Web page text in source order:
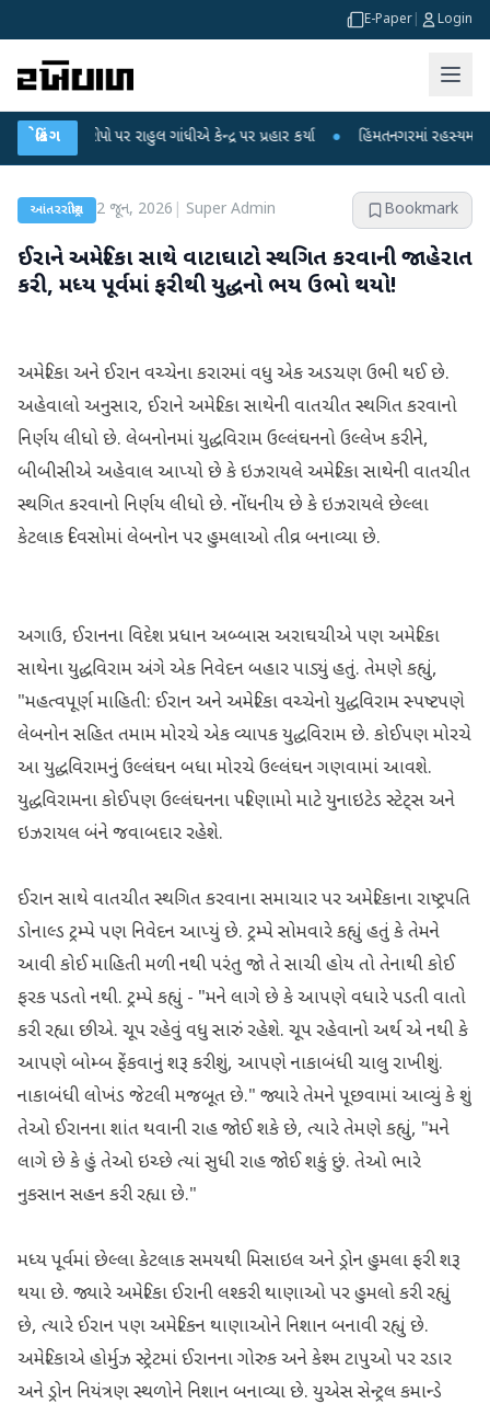
E-Paper Login
બ્રેકિંગ
પર રાહુલ ગાંધીએ કેન્દ્ર પર પ્રહાર કર્યા ● હિંમતનગરમાં રહસ્યમય વાયરસ કે
આંતરરાષ્ટ્રીય 2 જૂન, 2026 Super Admin Bookmark
ઈરાને અમેરિકા સાથે વાટાઘાટો સ્થગિત કરવાની જાહેરાત
કરી, મધ્ય પૂર્વમાં ફરીથી યુદ્ધનો ભય ઉભો થયો!
અમેરિકા અને ઈરાન વચ્ચેના કરારમાં વધુ એક અડચણ ઉભી થઈ છે.
અહેવાલો અનુસાર, ઈરાને અમેરિકા સાથેની વાતચીત સ્થગિત કરવાનો
નિર્ણય લીધો છે. લેબનોનમાં યુદ્ધવિરામ ઉલ્લંઘનનો ઉલ્લેખ કરીને,
બીબીસીએ અહેવાલ આપ્યો છે કે ઇઝરાયલે અમેરિકા સાથેની વાતચીત
સ્થગિત કરવાનો નિર્ણય લીધો છે. નોંધનીય છે કે ઇઝરાયલે છેલ્લા
કેટલાક દિવસોમાં લેબનોન પર હુમલાઓ તીવ્ર બનાવ્યા છે.
અગાઉ, ઈરાનના વિદેશ પ્રધાન અબ્બાસ અરાઘચીએ પણ અમેરિકા
સાથેના યુદ્ધવિરામ અંગે એક નિવેદન બહાર પાડ્યું હતું. તેમણે કહ્યું,
"મહત્વપૂર્ણ માહિતી: ઈરાન અને અમેરિકા વચ્ચેનો યુદ્ધવિરામ સ્પષ્ટપણે
લેબનોન સહિત તમામ મોરચે એક વ્યાપક યુદ્ધવિરામ છે. કોઈપણ મોરચે
આ યુદ્ધવિરામનું ઉલ્લંઘન બધા મોરચે ઉલ્લંઘન ગણવામાં આવશે.
યુદ્ધવિરામના કોઈપણ ઉલ્લંઘનના પરિણામો માટે યુનાઇટેડ સ્ટેટ્સ અને
ઇઝરાયલ બંને જવાબદાર રહેશે.
ઈરાન સાથે વાતચીત સ્થગિત કરવાના સમાચાર પર અમેરિકાના રાષ્ટ્રપતિ
ડોનાલ્ડ ટ્રમ્પે પણ નિવેદન આપ્યું છે. ટ્રમ્પે સોમવારે કહ્યું હતું કે તેમને
આવી કોઈ માહિતી મળી નથી પરંતુ જો તે સાચી હોય તો તેનાથી કોઈ
ફરક પડતો નથી. ટ્રમ્પે કહ્યું - "મને લાગે છે કે આપણે વધારે પડતી વાતો
કરી રહ્યા છીએ. ચૂપ રહેવું વધુ સારું રહેશે. ચૂપ રહેવાનો અર્થ એ નથી કે
આપણે બોમ્બ ફેંકવાનું શરૂ કરીશું, આપણે નાકાબંધી ચાલુ રાખીશું.
નાકાબંધી લોખંડ જેટલી મજબૂત છે." જ્યારે તેમને પૂછવામાં આવ્યું કે શું
તેઓ ઈરાનના શાંત થવાની રાહ જોઈ શકે છે, ત્યારે તેમણે કહ્યું, "મને
લાગે છે કે હું તેઓ ઇચ્છે ત્યાં સુધી રાહ જોઈ શકું છું. તેઓ ભારે
નુકસાન સહન કરી રહ્યા છે."
મધ્ય પૂર્વમાં છેલ્લા કેટલાક સમયથી મિસાઇલ અને ડ્રોન હુમલા ફરી શરૂ
થયા છે. જ્યારે અમેરિકા ઈરાની લશ્કરી થાણાઓ પર હુમલો કરી રહ્યું
છે, ત્યારે ઈરાન પણ અમેરિકન થાણાઓને નિશાન બનાવી રહ્યું છે.
અમેરિકાએ હોર્મુઝ સ્ટ્રેટમાં ઈરાનના ગોરુક અને કેશ્મ ટાપુઓ પર રડાર
અને ડ્રોન નિયંત્રણ સ્થળોને નિશાન બનાવ્યા છે. યુએસ સેન્ટ્રલ કમાન્ડે